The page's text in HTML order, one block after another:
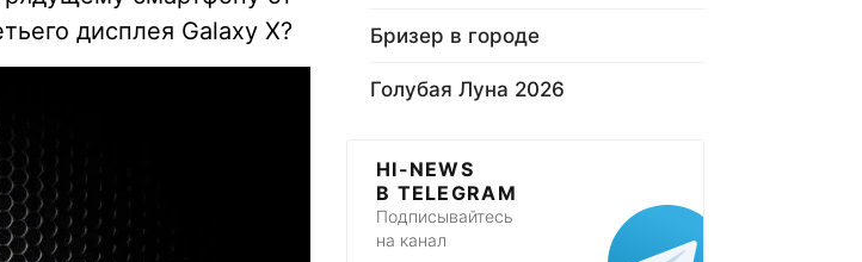
дисплея Galaxy X?
Бризер в городе
Голубая Луна 2026
HI-NEWS
В TELEGRAM
Подписывайтесь
на канал